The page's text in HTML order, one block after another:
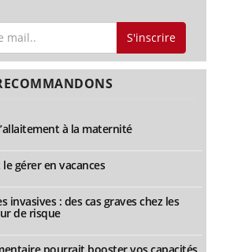
S'inscrire
à la maternité
gérer en vacances
invasives : des cas graves chez les
de risque